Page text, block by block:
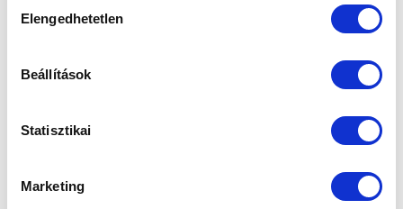
kiválasztása
Elengedhetetlen
Beállítások
Statisztikai
Marketing